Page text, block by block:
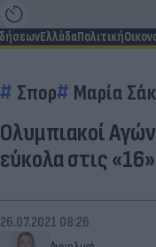
ΕλλάδαΠολιτική
Σπορ Μαρία
Ολυμπιακοί
εύκολα στις
26.07.2021 08:26